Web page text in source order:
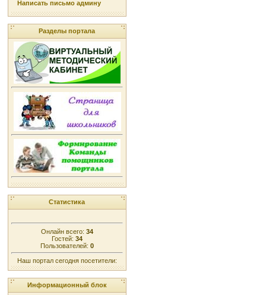
Написать письмо админу
Разделы портала
Статистика
Онлайн всего: 34
Гостей: 34
Пользователей: 0
Наш портал сегодня посетители:
Информационный блок